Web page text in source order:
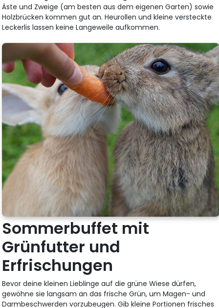
Äste und Zweige (am besten aus dem eigenen Garten) sowie
Holzbrücken kommen gut an. Heurollen und kleine versteckte
Leckerlis lassen keine Langeweile aufkommen.
Sommerbuffet mit
Grünfutter und
Erfrischungen
Bevor deine kleinen Lieblinge auf die grüne Wiese dürfen,
gewöhne sie langsam an das frische Grün, um Magen- und
Darmbeschwerden vorzubeugen. Gib kleine Portionen frisches